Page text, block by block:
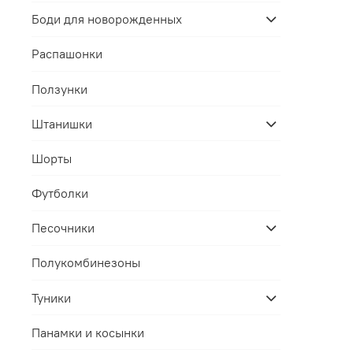
Боди для новорожденных
Распашонки
Ползунки
Штанишки
Шорты
Футболки
Песочники
Полукомбинезоны
Туники
Панамки и косынки